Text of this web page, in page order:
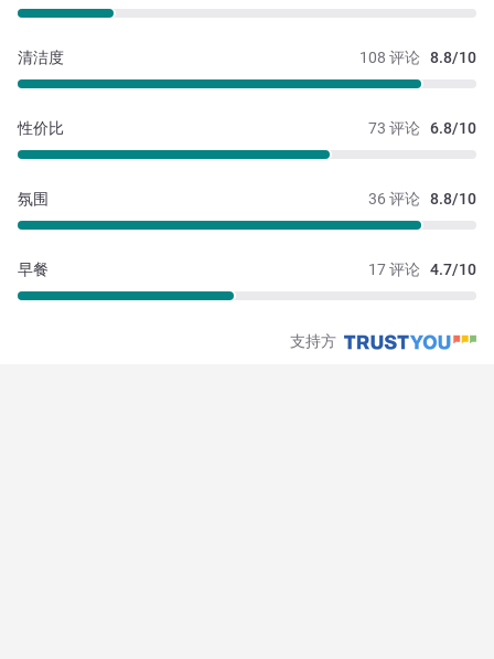
108 评论 8.8/10
清洁度
73 评论 6.8/10
性价比
36 评论 8.8/10
氛围
17 评论 4.7/10
早餐
支持方